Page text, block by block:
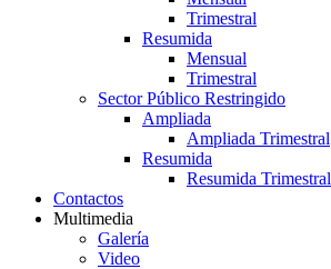
Trimestral
Resumida
Mensual
Trimestral
Sector Público Restringido
Ampliada
Ampliada Trimestral
Resumida
Resumida Trimestral
Contactos
Multimedia
Galería
Video